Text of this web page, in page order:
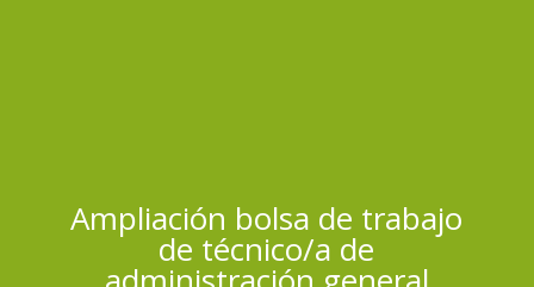
Ampliación bolsa de trabajo
de técnico/a de